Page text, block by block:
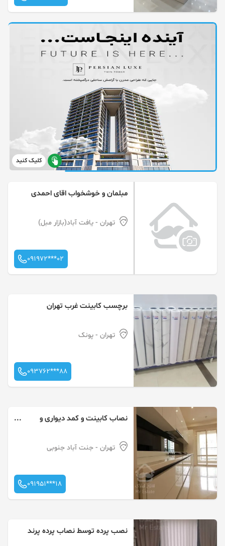
کلیک کنید
مبلمان و خوشخواب اقای احمدی
تهران - یافت آباد(بازار مبل)
091972***02
برچسب کابینت غرب تهران
تهران - پونک
093762***88
نصاب کابینت و کمد دیواری و
تهران - جنت آباد جنوبی
091951***18
نصب پرده توسط نصاب پرده پرند